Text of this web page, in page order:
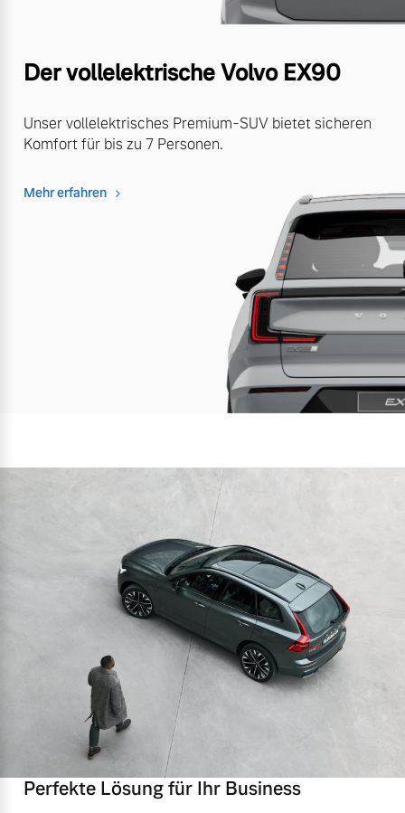
Der vollelektrische Volvo EX90
Unser vollelektrisches Premium-SUV bietet sicheren
Komfort für bis zu 7 Personen.
Mehr erfahren
Perfekte Lösung für Ihr Business